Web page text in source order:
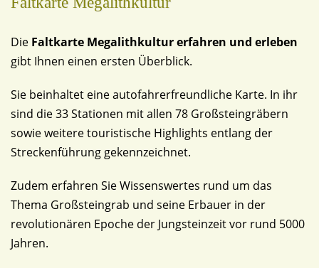
Die Faltkarte Megalithkultur erfahren und erleben
gibt Ihnen einen ersten Überblick.
Sie beinhaltet eine autofahrerfreundliche Karte. In ihr
sind die 33 Stationen mit allen 78 Großsteingräbern
sowie weitere touristische Highlights entlang der
Streckenführung gekennzeichnet.
Zudem erfahren Sie Wissenswertes rund um das
Thema Großsteingrab und seine Erbauer in der
revolutionären Epoche der Jungsteinzeit vor rund 5000
Jahren.